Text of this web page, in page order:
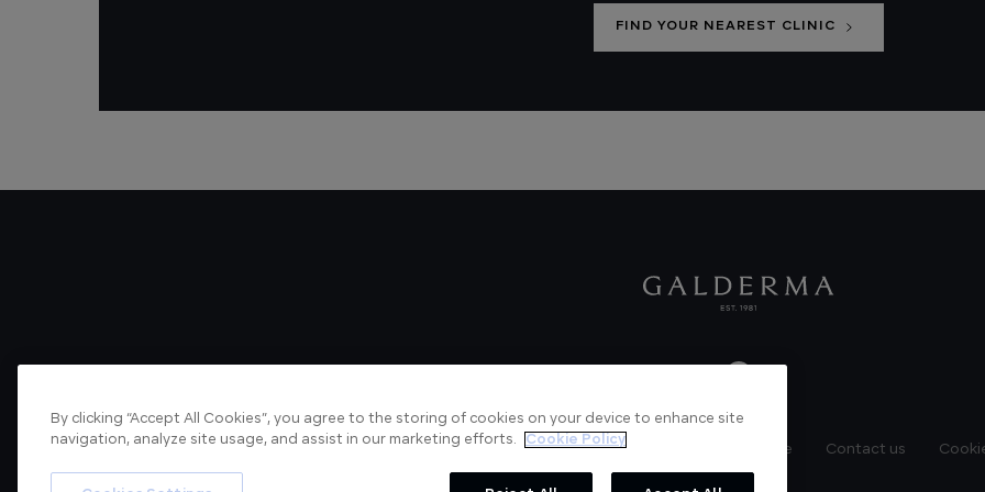
FIND YOUR NEAREST CLINIC
Articles News Videos Verified Certificate Contact us
By clicking “Accept All Cookies”, you agree to the storing of cookies on your device to enhance site
navigation, analyze site usage, and assist in our marketing efforts.
Cookie Policy